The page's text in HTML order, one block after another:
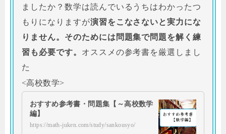
ましたか？数学は読んでいるうちはわかったつ
もりになりますが演習をこなさないと実力にな
りません。そのためには問題集で問題を解く練
習も必要です。 オススメの参考書を厳選しまし
た
<高校数学>
おすすめ参考書・問題集【～高校数学
編】
https://math-juken.com/study/sankousyo/